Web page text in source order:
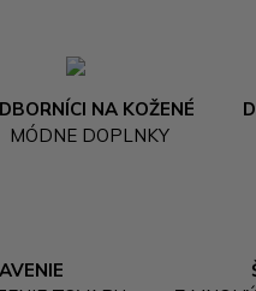
NA KOŽENÉ
MÓDNE DOPLNKY